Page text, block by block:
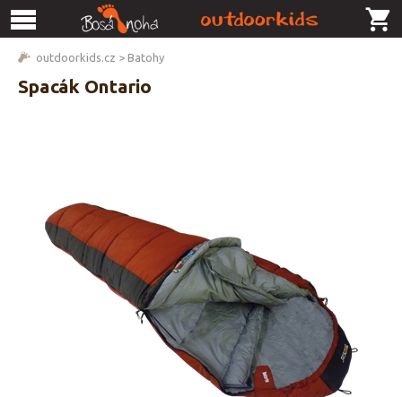
outdoorkids.cz > Batohy
Spacák Ontario